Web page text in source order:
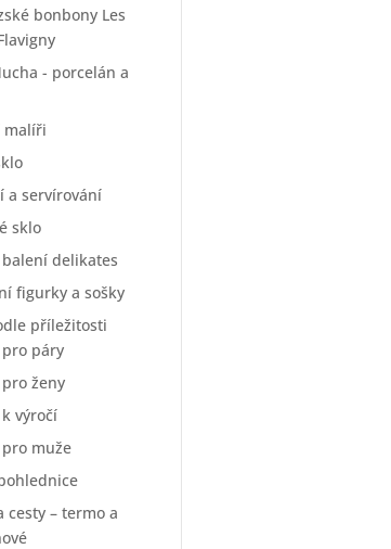
bonbony Les
- porcelán a
malíři
a servírování
sklo
delikates
figurky a sošky
příležitosti
páry
ženy
výročí
muže
cesty – termo a